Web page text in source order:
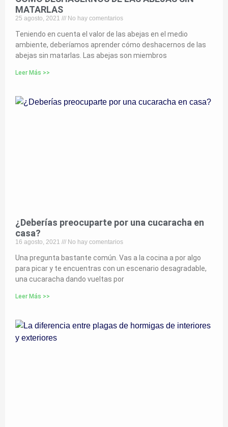
MATARLAS
25 agosto, 2021 No hay comentarios
Teniendo en cuenta el valor de las abejas en el medio
ambiente, deberíamos aprender cómo deshacernos de las
abejas sin matarlas. Las abejas son miembros
Leer Más >>
¿Deberías preocuparte por una cucaracha en
casa?
16 agosto, 2021 No hay comentarios
Una pregunta bastante común. Vas a la cocina a por algo
para picar y te encuentras con un escenario desagradable,
una cucaracha dando vueltas por
Leer Más >>